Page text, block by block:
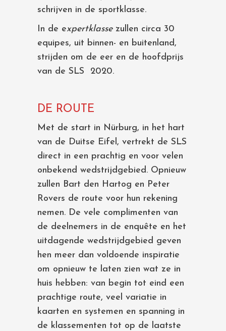
schrijven in de sportklasse.
In de expertklasse zullen circa 30
equipes, uit binnen- en buitenland,
strijden om de eer en de hoofdprijs
van de SLS 2020.
DE ROUTE
Met de start in Nürburg, in het hart
van de Duitse Eifel, vertrekt de SLS
direct in een prachtig en voor velen
onbekend wedstrijdgebied. Opnieuw
zullen Bart den Hartog en Peter
Rovers de route voor hun rekening
nemen. De vele complimenten van
de deelnemers in de enquête en het
uitdagende wedstrijdgebied geven
hen meer dan voldoende inspiratie
om opnieuw te laten zien wat ze in
huis hebben: van begin tot eind een
prachtige route, veel variatie in
kaarten en systemen en spanning in
de klassementen tot op de laatste